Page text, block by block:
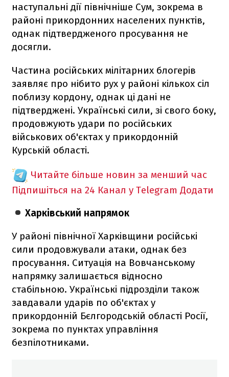
наступальні дії північніше Сум, зокрема в
районі прикордонних населених пунктів,
однак підтвердженого просування не
досягли.
Частина російських мілітарних блогерів
заявляє про нібито рух у районі кількох сіл
поблизу кордону, однак ці дані не
підтверджені. Українські сили, зі свого боку,
продовжують удари по російських
військових об'єктах у прикордонній
Курській області.
Читайте більше новин за менший час
Підпишіться на 24 Канал у Telegram Додати
Харківський напрямок
У районі північної Харківщини російські
сили продовжували атаки, однак без
просування. Ситуація на Вовчанському
напрямку залишається відносно
стабільною. Українські підрозділи також
завдавали ударів по об'єктах у
прикордонній Бєлгородській області Росії,
зокрема по пунктах управління
безпілотниками.